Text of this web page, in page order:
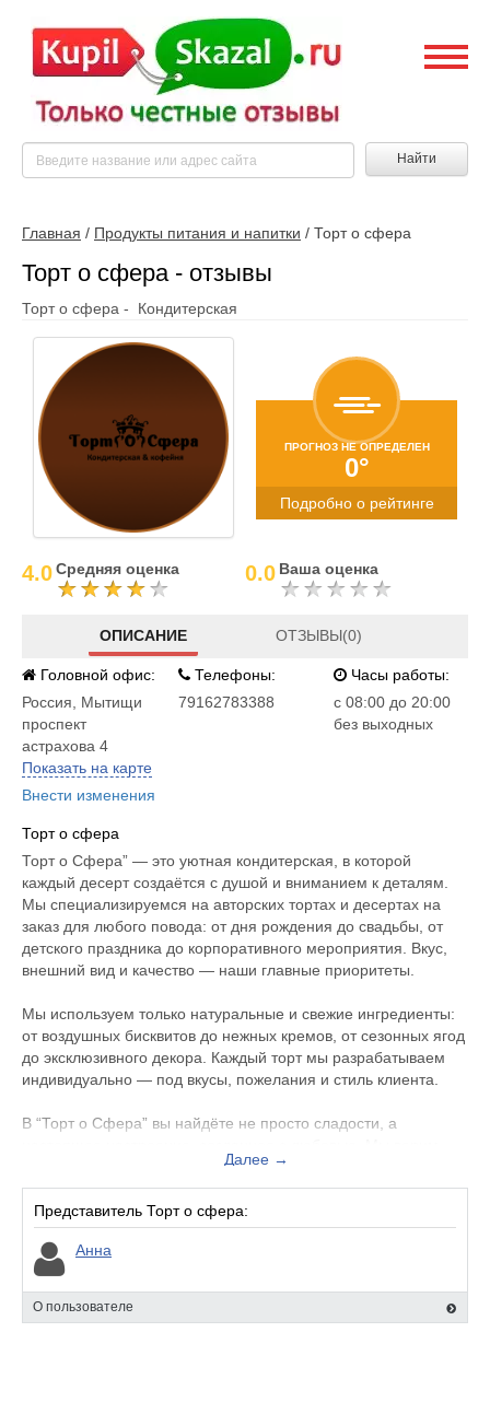
Найти
Главная / Продукты питания и напитки / Торт о сфера
Торт о сфера - отзывы
Торт о сфера - Кондитерская
ПРОГНОЗ НЕ ОПРЕДЕЛЕН
0°
Подробно о рейтинге
4.0Средняя оценка 0.0 Ваша оценка
ОПИСАНИЕ ОТЗЫВЫ(0)
Головной офис:
Россия
Мытищи
проспект
астрахова 4
Показать на карте
Внести изменения
Телефоны:
79162783388
Часы работы:
c 08:00 до 20:00
без выходных
Торт о сфера
Торт о Сфера” — это уютная кондитерская, в которой
каждый десерт создаётся с душой и вниманием к деталям.
Мы специализируемся на авторских тортах и десертах на
заказ для любого повода: от дня рождения до свадьбы, от
детского праздника до корпоративного мероприятия. Вкус,
внешний вид и качество — наши главные приоритеты.
Мы используем только натуральные и свежие ингредиенты:
от воздушных бисквитов до нежных кремов, от сезонных ягод
до эксклюзивного декора. Каждый торт мы разрабатываем
индивидуально — под вкусы, пожелания и стиль клиента.
В “Торт о Сфера” вы найдёте не просто сладости, а
что десерт должен быть не только вкусным, но и
запоминающимся — ведь именно из таких деталей
складываются особенные моменты жизни.
Далее →
Представитель Торт о сфера:
Анна
О пользователе